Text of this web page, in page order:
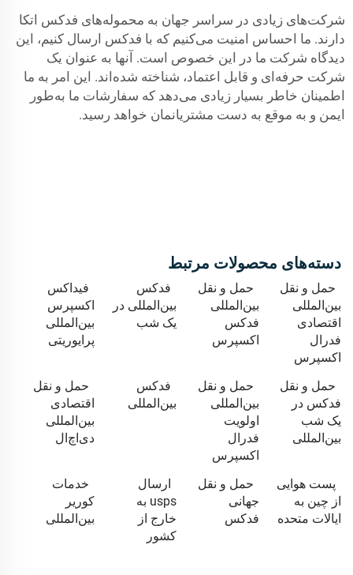
شرکت‌های زیادی در سراسر جهان به محموله‌های فدکس اتکا
دارند. ما احساس امنیت می‌کنیم که با فدکس ارسال کنیم، این
دیدگاه شرکت ما در این خصوص است. آنها به عنوان یک
شرکت حرفه‌ای و قابل اعتماد، شناخته شده‌اند. این امر به ما
اطمینان خاطر بسیار زیادی می‌دهد که سفارشات ما به‌طور
ایمن و به موقع به دست مشتریانمان خواهد رسید.
دسته‌های محصولات مرتبط
حمل و نقل
بین‌المللی
اقتصادی
فدرال
اکسپرس
حمل و نقل
بین‌المللی
فدکس
اکسپرس
فدکس
بین‌المللی در
یک شب
فیداکس
اکسپرس
بین‌المللی
پرایوریتی
حمل و نقل
فدکس در
یک شب
بین‌المللی
حمل و نقل
بین‌المللی
اولویت
فدرال
اکسپرس
فدکس
بین‌المللی
حمل و نقل
اقتصادی
بین‌المللی
دی‌اچ‌ال
پست هوایی
از چین به
ایالات متحده
حمل و نقل
جهانی
فدکس
ارسال
usps به
خارج از
کشور
خدمات
کوریر
بین‌المللی